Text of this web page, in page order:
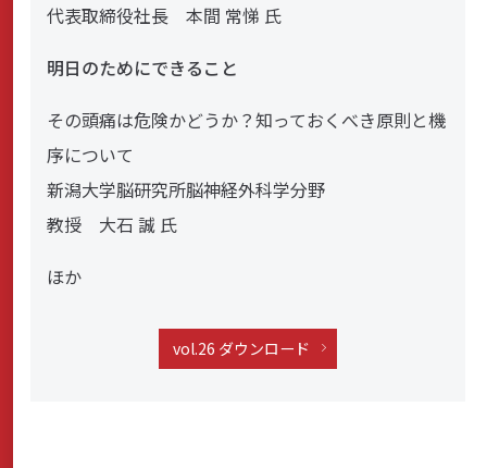
代表取締役社長 本間 常悌 氏
明日のためにできること
その頭痛は危険かどうか？知っておくべき原則と機
序について
新潟大学脳研究所脳神経外科学分野
教授 大石 誠 氏
ほか
vol.26 ダウンロード